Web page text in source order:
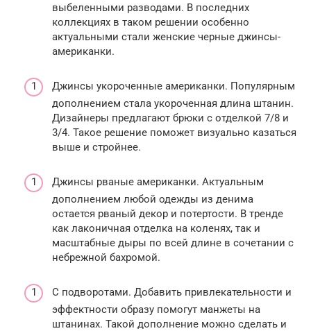
выбеленными разводами. В последних
коллекциях в таком решении особенно
актуальными стали женские черные джинсы-
американки.
Джинсы укороченные американки. Популярным
дополнением стала укороченная длина штанин.
Дизайнеры предлагают брюки с отделкой 7/8 и
3/4. Такое решение поможет визуально казаться
выше и стройнее.
Джинсы рваные американки. Актуальным
дополнением любой одежды из денима
остается рваный декор и потертости. В тренде
как лаконичная отделка на коленях, так и
масштабные дыры по всей длине в сочетании с
небрежной бахромой.
С подворотами. Добавить привлекательности и
эффектности образу помогут манжеты на
штанинах. Такой дополнение можно сделать и